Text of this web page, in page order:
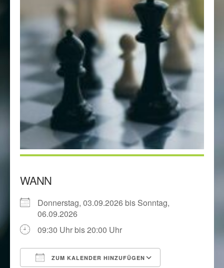
WANN
Donnerstag, 03.09.2026 bis Sonntag,
06.09.2026
09:30 Uhr bis 20:00 Uhr
ZUM KALENDER HINZUFÜGEN